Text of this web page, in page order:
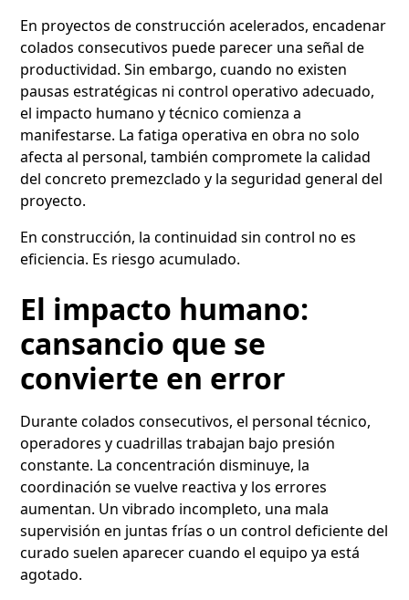
En proyectos de construcción acelerados, encadenar
colados consecutivos puede parecer una señal de
productividad. Sin embargo, cuando no existen
pausas estratégicas ni control operativo adecuado,
el impacto humano y técnico comienza a
manifestarse. La fatiga operativa en obra no solo
afecta al personal, también compromete la calidad
del concreto premezclado y la seguridad general del
proyecto.
En construcción, la continuidad sin control no es
eficiencia. Es riesgo acumulado.
El impacto humano:
cansancio que se
convierte en error
Durante colados consecutivos, el personal técnico,
operadores y cuadrillas trabajan bajo presión
constante. La concentración disminuye, la
coordinación se vuelve reactiva y los errores
aumentan. Un vibrado incompleto, una mala
supervisión en juntas frías o un control deficiente del
curado suelen aparecer cuando el equipo ya está
agotado.